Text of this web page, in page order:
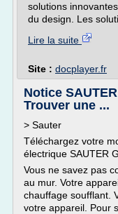
solutions
du design. Les
Lire la suite
Site : docplayer.fr
Notice
Trouver une ...
> Sauter
Téléchargez votre
électrique SAUTER
Vous ne savez pas
au mur. Votre
chauffage soufflant.
votre appareil. Pour